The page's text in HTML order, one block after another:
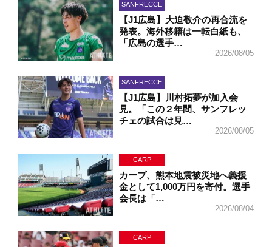
SANFRECCE
【J1広島】大迫敬介の再合流を
発表。海外移籍は一転白紙も、
「広島の選手…
2026/08/05
SANFRECCE
【J1広島】川村拓夢が加入会
見。「この２年間、サンフレッ
チェの試合は見…
2026/08/05
CARP
カープ、熊本地震被災地へ義援
金として1,000万円を寄付。選手
会長は「…
2026/08/04
CARP